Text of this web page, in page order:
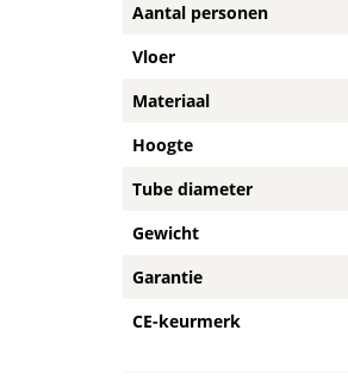
Aantal personen
Vloer
Materiaal
Hoogte
Tube diameter
Gewicht
Garantie
CE-keurmerk